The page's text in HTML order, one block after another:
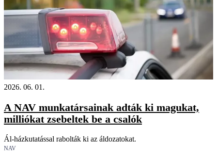
2026. 06. 01.
A NAV munkatársainak adták ki magukat,
milliókat zsebeltek be a csalók
Ál-házkutatással rabolták ki az áldozatokat.
NAV